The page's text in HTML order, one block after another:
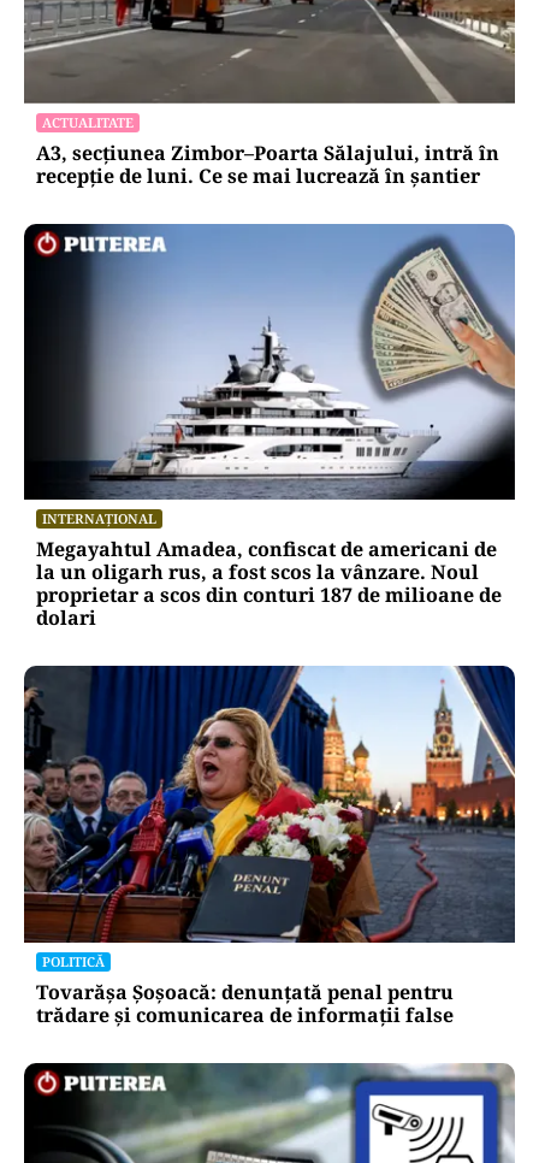
ACTUALITATE
A3, secțiunea Zimbor–Poarta Sălajului, intră în
recepție de luni. Ce se mai lucrează în șantier
INTERNAȚIONAL
Megayahtul Amadea, confiscat de americani de
la un oligarh rus, a fost scos la vânzare. Noul
proprietar a scos din conturi 187 de milioane de
dolari
POLITICĂ
Tovarășa Șoșoacă: denunțată penal pentru
trădare și comunicarea de informații false